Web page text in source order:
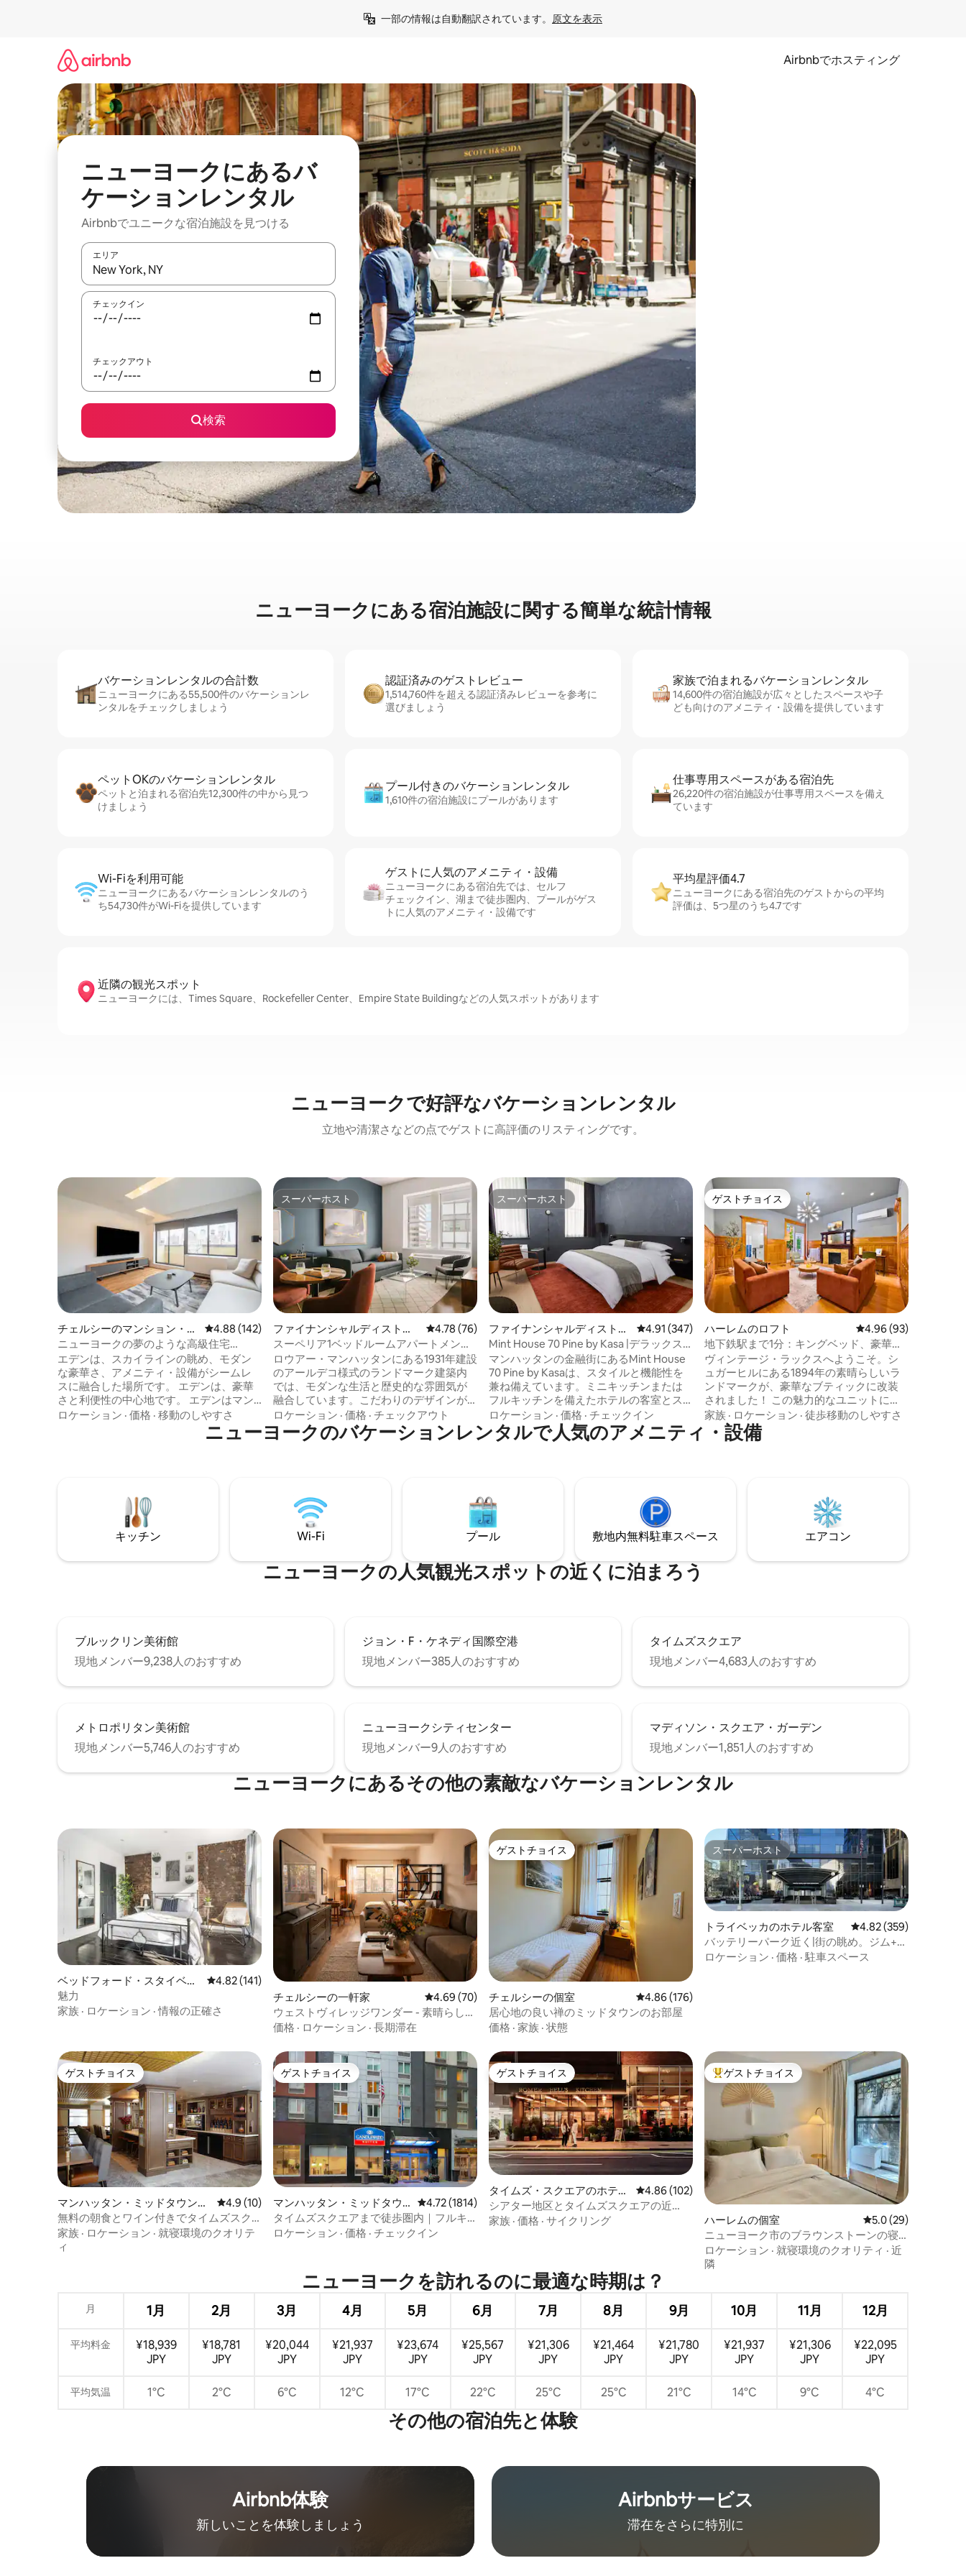
一部の情報は自動翻訳されています。 原文を表示
Airbnbでホスティング
ニューヨークにあるバ
ケーションレンタル
Airbnbでユニークな宿泊施設を見つける
エリア
検索結果が表示されたら、上下の矢印キーを使って移動するか、画面をタッチまたはスワイプして検索結果を確認することができます。
チェックイン
チェックアウト
検索
ニューヨークに⁠あ⁠る宿⁠泊⁠施⁠設⁠に関⁠す⁠る簡⁠単⁠な統⁠計⁠情⁠報
バケーションレ⁠ン⁠タ⁠ル⁠の合⁠計⁠数
ニューヨークにある55,500件のバケーションレ
ンタルをチェックしましょう
認証済みのゲ⁠ス⁠ト⁠レ⁠ビ⁠ュ⁠ー
1,514,760件を超える認証済みレビューを参考に
選びましょう
家族で泊まれるバ⁠ケ⁠ー⁠シ⁠ョ⁠ンレ⁠ン⁠タ⁠ル
14,600件の宿泊施設が広々としたスペースや子
ども向けのアメニティ・設備を提供しています
ペットOKのバ⁠ケ⁠ー⁠シ⁠ョ⁠ンレ⁠ン⁠タ⁠ル
ペットと泊まれる宿泊先12,300件の中から見つ
けましょう
プール付きのバ⁠ケ⁠ー⁠シ⁠ョ⁠ンレ⁠ン⁠タ⁠ル
1,610件の宿泊施設にプールがあります
仕事専用ス⁠ペ⁠ー⁠スがあ⁠る宿⁠泊⁠先
26,220件の宿泊施設が仕事専用スペースを備え
ています
Wi-Fiを利⁠用⁠可⁠能
ニューヨークにあるバケーションレンタルのう
ち54,730件がWi-Fiを提供しています
ゲストに人⁠気⁠のア⁠メ⁠ニ⁠テ⁠ィ・設⁠備
ニューヨークにある宿泊先では、セ⁠ル⁠フ
チ⁠ェ⁠ッ⁠ク⁠イ⁠ン、湖まで徒歩圏内、プールがゲス
トに人気のアメニティ・設備です
平均星評価4.7
ニューヨークにある宿泊先のゲストからの平均
評価は、5つ星のうち4.7です
近隣の観光ス⁠ポ⁠ッ⁠ト
ニューヨークには、Times Square、Rockefeller Center、Empire State Buildingなどの人気スポットがあります
ニューヨークで好評なバケーションレンタル
立地や清潔さなどの点でゲストに高評価のリスティングです。
チェルシーのマンション・ア
パート
レビュー142件、5つ星中4.88つ星の平均評価
4.88 (142)
ニューヨークの夢のような高級住宅
「Eden」
エデンは、スカイラインの眺め、モダン
な豪華さ、アメニティ・設備がシームレ
スに融合した場所です。 エデンは、豪華
さと利便性の中心地です。 エデンはマン
ハッタンの中心部にある素晴らしい隠れ
た名所です。 エデンはニューヨークの典
型的なAirbnbではありません。 注目すべ
ッドマットレス、Casper枕、Vari Deskの
スタンディングデスク、全室Sonosサウン
ドシステム、Toto Neorestトイレ、天井
埋め込み型ライトセラピーシャワー、
ロケーション · 価格 · 移動のしやすさ
スーパーホスト
スーパーホスト
ファイナンシャルディストリ
クトのマンション・アパート
レビュー76件、5つ星中4.78つ星の平均評価
4.78 (76)
スーペリア1ベッドルームアパートメン
ト、クイーンサイズベッド1台、ソファベ
ッド1台 - FiDi
ロウアー・マンハッタンにある1931年建設
のアールデコ様式のランドマーク建築内
では、モダンな生活と歴史的な雰囲気が
融合しています。こだわりのデザインが
光るアパートメントは、機能的なワンル
ームから広々とした3ベッドルームまで各
種あり、すべてのお部屋に設備の整った
ィングスペース、ゲームルーム、24時間
営業のフィットネスセンターなど、さま
ざまな共用アメニティ・設備をご利用い
ただけます。バッテリー・パークやフィ
ットから徒歩すぐの場所にあります。
ロケーション · 価格 · チェックアウト
スーパーホスト
スーパーホスト
ファイナンシャルディストリ
クトのマンション・アパート
レビュー347件、5つ星中4.91つ星の平均評価
4.91 (347)
Mint House 70 Pine by Kasa |デラックス
スタジオキング
マンハッタンの金融街にあるMint House
70 Pine by Kasaは、スタイルと機能性を
兼ね備えています。ミニキッチンまたは
フルキッチンを備えたホテルの客室とス
イートからお選びいただけます。フィッ
トネスセンターやミーティングスペー
ス、ミシュラン星付きのレストラン
後4時からセルフチェックインが可能で
す。テキストメッセージによるゲストサ
ポートを含む、24時間年中無休のフロン
トデスクサービスを提供しています。
ロケーション · 価格 · チェックイン
ゲストチョイス
ゲストチョイス
ハーレムのロフト レビュー93件、5つ星
4.96 (93)
地下鉄駅まで1分：キングベッド、豪華で
風通しの良いお部屋＋パティオ
ヴィンテージ・ラックスへようこそ。シ
ュガーヒルにある1894年の素晴らしいラ
ンドマークが、豪華なブティックに改装
されました！ この魅力的なユニットに
は、アクセントの暖炉、ベイウィンド
ウ、キングサイズのベッド、高速Wi-Fi、
専用ワークステーション、設備の整った
す。 地下鉄からわずか1分、ヤンキースタ
ジアムに近い最高のロケーションにある
このお部屋は、中心部にあるエレガント
な滞在を求めるカップル、ご家族、グル
家族 · ロケーション · 徒歩移動のしやすさ
ニューヨークのバケーションレンタルで人気のアメニティ・設備
キッチン Wi-Fi プール 敷地内無料駐⁠車ス⁠ペ⁠ー⁠ス エアコン
ニューヨークの人気観光スポットの近くに泊まろう
ブルックリン美術館
現地メンバー9,238人のおすすめ
ジョン・F・ケネディ国際空港
現地メンバー385人のおすすめ
タイムズスクエア
現地メンバー4,683人のおすすめ
メトロポリタン美術館
現地メンバー5,746人のおすすめ
ニューヨークシティセンター
現地メンバー9人のおすすめ
マディソン・スクエア・ガーデン
現地メンバー1,851人のおすすめ
ニューヨークにあるその他の素敵なバケーションレンタル
ベッドフォード・スタイベサ
ントの町家・長屋
レビュー141件、5つ星中4.82つ星の平均評価
4.82 (141)
魅力
家族 · ロケーション ·情報の正確さ
チェルシーの一軒家 レビュー70件、5つ星中4.69つ星の平均評価
4.69 (70)
ウェストヴィレッジワンダー - 素晴らしい
ロケーション
価格 · ロケーション · 長期滞在
ゲストチョイス
ゲストチョイス
チェルシーの個室 レビュー176件、5つ星中4.86つ星の平均評価
4.86 (176)
居心地の良い禅のミッドタウンのお部屋
価格 · 家族 · 状態
スーパーホスト
スーパーホスト
トライベッカのホテル客室 レビュー359件、5つ
4.82 (359)
バッテリーパーク近く|街の眺め。ジム+ペ
ットOK
ロケーション · 価格 ·駐車スペース
ゲストチョイス
ゲストチョイス
マンハッタン・ミッドタウンの
ホテル客室
レビュー10件、5つ星中4.9つ星の平均評価
4.9 (10)
無料の朝食とワイン付きでタイムズスク
エアまで徒歩圏内
家族 · ロケーション · 就寝環境のクオリテ
ィ
ゲストチョイス
ゲストチョイス
マンハッタン・ミッドタウ
ンのホテル客室
レビュー1814件、5つ星中4.72つ星の平均評価
4.72 (1814)
タイムズスクエアまで徒歩圏内｜フルキ
ッチン。ペット可
ロケーション · 価格 · チェックイン
ゲストチョイス
ゲストチョイス
タイムズ・スクエアのホテル
客室
レビュー102件、5つ星中4.86つ星の平均評価
4.86 (102)
シアター地区とタイムズスクエアの近
く、ダイニングも充実
家族 · 価格 · サイクリング
大好評のゲストチョイスです。
ゲストチョイス
ハーレムの個室 レビュー29件、5つ
5.0 (29)
ニューヨーク市のブラウンストーンの寝
室（専用バスルームと玄関付き）
ロケーション · 就寝環境のクオリティ · 近
隣
ニューヨークを訪⁠れ⁠るの⁠に最⁠適⁠な時⁠期⁠は⁠？
月 1月 2月 3月 4月 5月 6月 7月 8月 9月 10月 11月 12月
平均料金
¥18,939
JPY
¥18,781
JPY
¥20,044
JPY
¥21,937
JPY
¥23,674
JPY
¥25,567
JPY
¥21,306
JPY
¥21,464
JPY
¥21,780
JPY
¥21,937
JPY
¥21,306
JPY
¥22,095
JPY
平均気温 1°C 2°C 6°C 12°C 17°C 22°C 25°C 25°C 21°C 14°C 9°C 4°C
その他の宿⁠泊⁠先と体⁠験
Airbnb体験
新しいことを体験しましょう
Airbnb⁠サ⁠ー⁠ビ⁠ス
滞在をさ⁠ら⁠に特⁠別⁠に